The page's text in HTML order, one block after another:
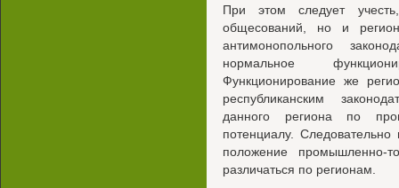
При этом следует
общесований, но и
антимонопольного
нормальное
Функционирование же
республиканским
данного региона по
потенциалу.
положение промышленно-
различаться по регионам.